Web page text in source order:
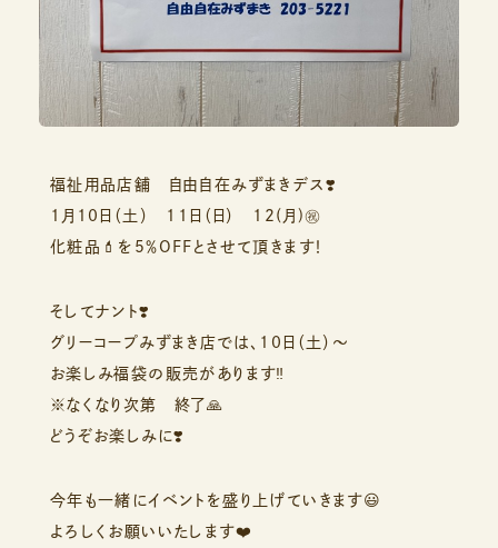
福祉用品店舗 自由自在みずまきデス❣️
1月10日（土） 11日（日） 12(月)㊗️
化粧品💄を5％OFFとさせて頂きます！
そしてナント❣️
グリーコープみずまき店では、10日（土）〜
お楽しみ福袋の販売があります‼️
※なくなり次第 終了🙏
どうぞお楽しみに❣️
今年も一緒にイベントを盛り上げていきます😃
よろしくお願いいたします❤️